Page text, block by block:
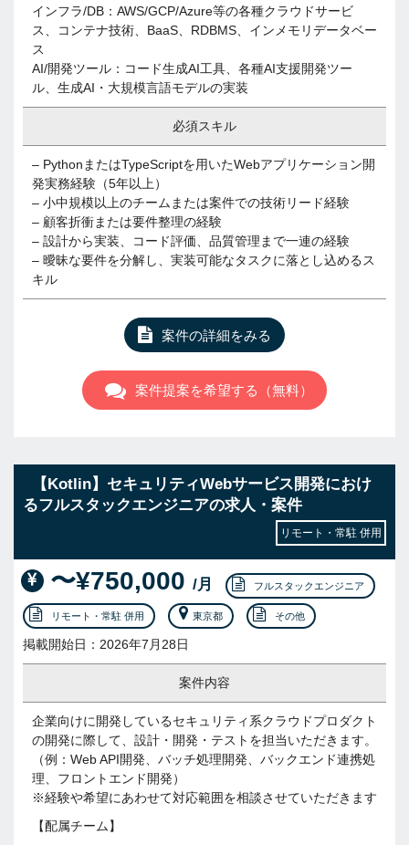
インフラ/DB：AWS/GCP/Azure等の各種クラウドサービ
ス、コンテナ技術、BaaS、RDBMS、インメモリデータベー
ス
AI/開発ツール：コード生成AI工具、各種AI支援開発ツー
ル、生成AI・大規模言語モデルの実装
必須スキル
– PythonまたはTypeScriptを用いたWebアプリケーション開
発実務経験（5年以上）
– 小中規模以上のチームまたは案件での技術リード経験
– 顧客折衝または要件整理の経験
– 設計から実装、コード評価、品質管理まで一連の経験
– 曖昧な要件を分解し、実装可能なタスクに落とし込めるス
キル
案件の詳細をみる
案件提案を希望する（無料）
【Kotlin】セキュリティWebサービス開発におけ
るフルスタックエンジニアの求人・案件
リモート・常駐 併用
〜¥750,000 /月 フルスタックエンジニア
リモート・常駐 併用 東京都 その他
掲載開始日：2026年7月28日
案件内容
企業向けに開発しているセキュリティ系クラウドプロダクト
の開発に際して、設計・開発・テストを担当いただきます。
（例：Web API開発、バッチ処理開発、バックエンド連携処
理、フロントエンド開発）
※経験や希望にあわせて対応範囲を相談させていただきます
【配属チーム】